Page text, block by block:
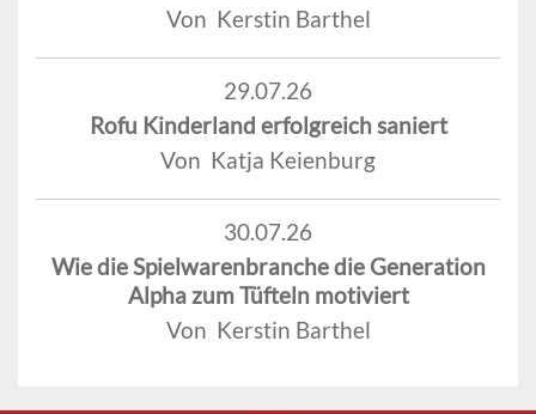
Von Kerstin Barthel
29.07.26
Rofu Kinderland erfolgreich saniert
Von Katja Keienburg
30.07.26
Wie die Spielwarenbranche die Generation
Alpha zum Tüfteln motiviert
Von Kerstin Barthel